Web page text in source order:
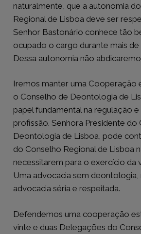
naturalmente, que a autonomia
Regional de Lisboa deve ser
Senhor Bastonário conhece tão
ocupado o cargo durante mais de
Dessa autonomia não
Iremos manter uma Cooperação
o Conselho de Deontologia de
papel fundamental na regulação e
profissão. Senhora Presidente do
Deontologia de Lisboa, pode
do Conselho Regional de Lisboa
necessitarem para o exercício da
Uma advocacia sem deontologia,
advocacia séria e respeitada.
Defendemos uma cooperação
vinte e duas Delegações do